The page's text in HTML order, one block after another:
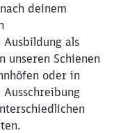
deinem
als
unseren Schienen
oder in